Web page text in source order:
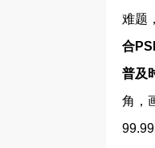
难题
合P
普及
角，